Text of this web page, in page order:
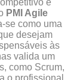
PMI Agile
se como uma
desejam
às
valida um
como Scrum,
o profissional